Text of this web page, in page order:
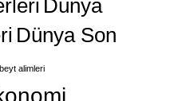
Dünya
Dünya Son
alimleri